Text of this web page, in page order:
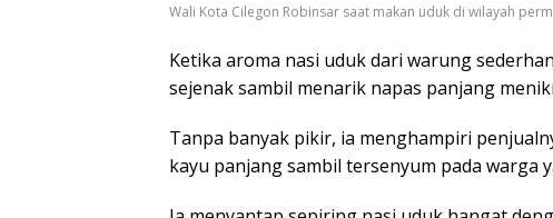
Wali Kota Cilegon Robinsar saat makan uduk di wilayah
Ketika aroma nasi uduk dari warung
sejenak sambil menarik napas panjang
Tanpa banyak pikir, ia menghampiri
kayu panjang sambil tersenyum pada warga